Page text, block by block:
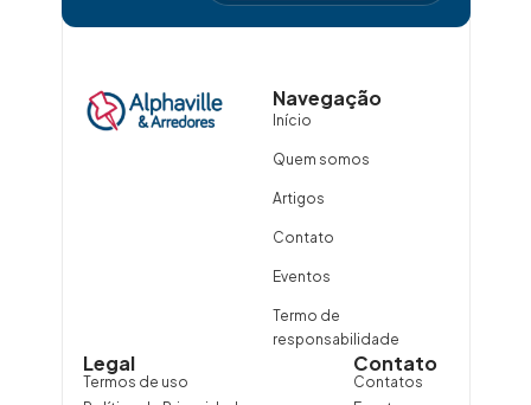
Navegação
Início
Quem somos
Artigos
Contato
Eventos
Termo de
responsabilidade
Contato
Contatos
Legal
Termos de uso